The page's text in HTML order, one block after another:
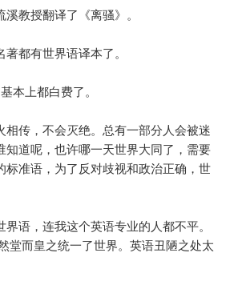
教授翻译了《离骚》。
都有世界语译本了。
本上都白费了。
相传，不会灭绝。总有一部分人会被迷
知道呢，也许哪一天世界大同了，需要
标准语，为了反对歧视和政治正确，世
语，连我这个英语专业的人都不平。
堂而皇之统一了世界。英语丑陋之处太